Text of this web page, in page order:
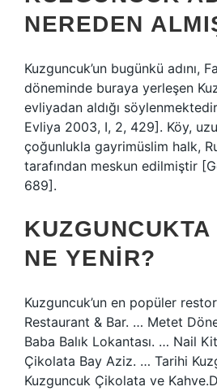
NEREDEN
Kuzguncuk’un bugünkü adını,
döneminde buraya yerleşen
evliyadan aldığı
Evliya 2003, I, 2, 429]. Köy,
çoğunlukla gayrimüslim halk,
tarafından meskun edilmiştir
689].
NE YENIR?
Kuzguncuk’un en popüler
Restaurant & Bar. … Metet
Baba Balık Lokantası. … Nail
Çikolata Bay Aziz. … Tarihi
Kuzguncuk Çikolata ve